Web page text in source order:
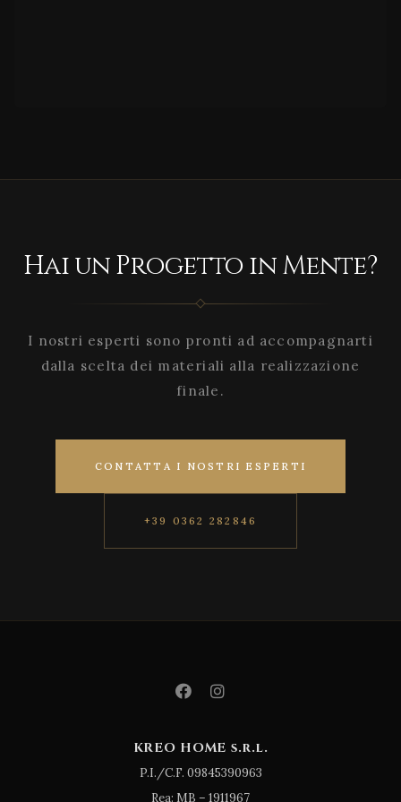
Hai un Progetto in Mente?
I nostri esperti sono pronti ad accompagnarti
dalla scelta dei materiali alla realizzazione
finale.
CONTATTA I NOSTRI ESPERTI
+39 0362 282846
KREO HOME s.r.l.
P.I./C.F. 09845390963
Rea: MB – 1911967